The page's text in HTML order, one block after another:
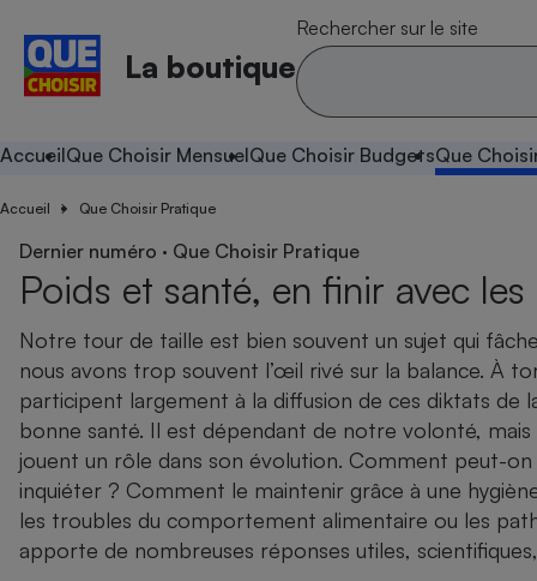
La boutique
Rechercher sur le site
AccueilQue Choisir MensuelQue Choisir BudgetsQue
Accueil Que Choisir Pratique
Dernier numéro · Que Choisir Pratique
Poids et santé, en finir avec
Notre tour de taille est bien souvent un sujet qui
nous avons trop souvent l’œil rivé sur la balance. À
participent largement à la diffusion de ces diktats
bonne santé. Il est dépendant de notre volonté,
jouent un rôle dans son évolution. Comment peut-
inquiéter ? Comment le maintenir grâce à une
les troubles du comportement alimentaire ou les
apporte de nombreuses réponses utiles,